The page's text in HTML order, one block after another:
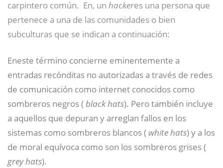
carpintero común. ​ En, un hackeres una persona que
pertenece a una de las comunidades o bien
subculturas que se indican a continuación:
Eneste término concierne eminentemente a
entradas recónditas no autorizadas a través de redes
de comunicación como internet conocidos como
sombreros negros (black hats). Pero también incluye
a aquellos que depuran y arreglan fallos en los
sistemas como sombreros blancos ( white hats) y a los
de moral equívoca como son los sombreros grises (
grey hats).